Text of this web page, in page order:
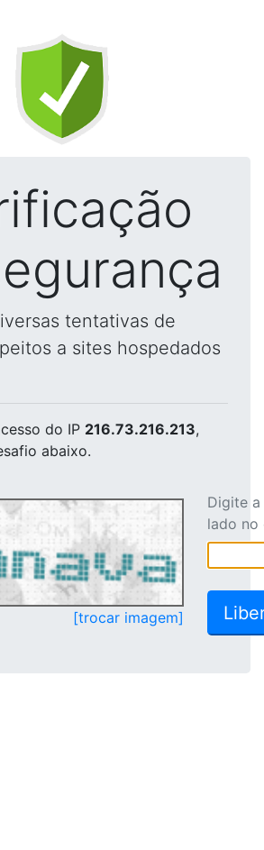
tentativas de
a sites hospedados
do IP 216.73.216.213,
abaixo.
[trocar imagem]
Digite
lado no